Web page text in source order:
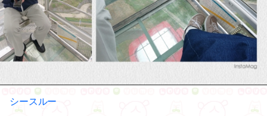
シースルー